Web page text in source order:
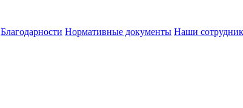
Благодарности Нормативные документы Наши